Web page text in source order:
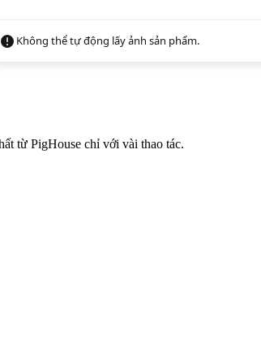
Không thể tự động lấy ảnh sản phẩm.
từ PigHouse chỉ với vài thao tác.